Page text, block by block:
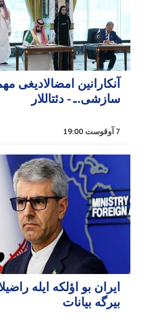
آنکارانین امضالادیغی
سازشی... - دئتاللار
7 آوقوست 19:00
ایران بو اؤلکه ایله
بیرگه بیانات